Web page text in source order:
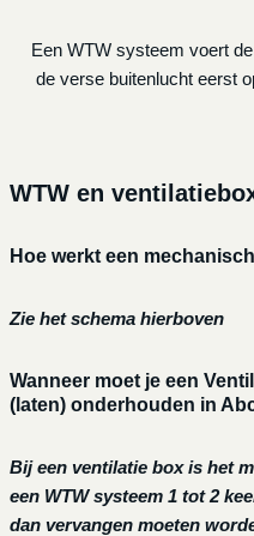
Een WTW systeem voert
de verse buitenlucht eerst
WTW en
Hoe werkt een
Zie het schema hierboven
Wanneer moet je een
(laten) onderhouden in
Bij een ventilatie box is het
een WTW systeem 1 tot 2
dan vervangen moeten